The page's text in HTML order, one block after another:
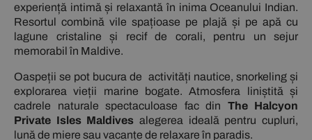
experiență intimă și relaxantă în inima Oceanului Indian.
Resortul combină vile spațioase pe plajă și pe apă cu
lagune cristaline și recif de corali, pentru un sejur
memorabil în Maldive.
Oaspeții se pot bucura de activități nautice, snorkeling și
explorarea vieții marine bogate. Atmosfera liniștită și
cadrele naturale spectaculoase fac din The Halcyon
Private Isles Maldives alegerea ideală pentru cupluri,
lună de miere sau vacanțe de relaxare în paradis.